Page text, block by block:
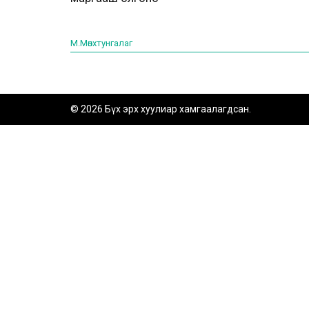
М.Мөнхтунгалаг
© 2026 Бүх эрх хуулиар хамгаалагдсан.